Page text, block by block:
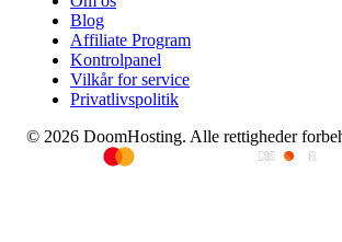
Blog
Affiliate Program
Kontrolpanel
Vilkår for service
Privatlivspolitik
© 2026 DoomHosting. Alle rettigheder